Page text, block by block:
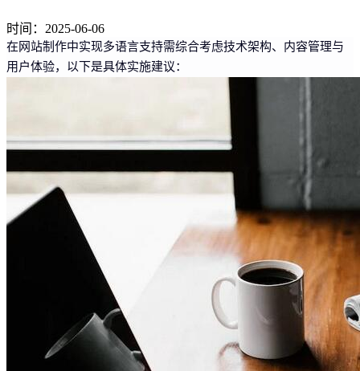
时间：2025-06-06
在网站制作中实现多语言支持需综合考虑技术架构、内容管理与
用户体验，以下是具体实施建议：